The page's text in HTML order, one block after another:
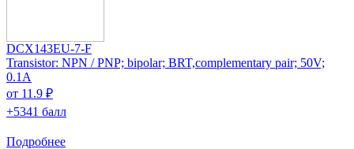
DCX143EU-7-F
Transistor: NPN / PNP; bipolar; BRT,complementary pair; 50V;
0.1A
от 11.9 ₽
+5341 балл
Подробнее